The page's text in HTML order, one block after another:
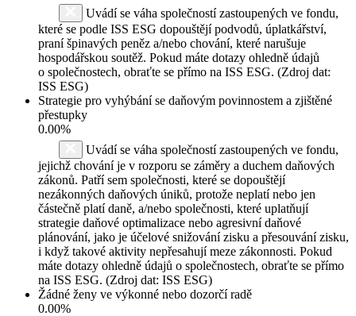
Uvádí se váha společností zastoupených ve fondu,
které se podle ISS ESG dopouštějí podvodů, úplatkářství,
praní špinavých peněz a/nebo chování, které narušuje
hospodářskou soutěž. Pokud máte dotazy ohledně údajů
o společnostech, obraťte se přímo na ISS ESG. (Zdroj dat:
ISS ESG)
Strategie pro vyhýbání se daňovým povinnostem a zjištěné
přestupky
0.00%
Uvádí se váha společností zastoupených ve fondu,
jejichž chování je v rozporu se záměry a duchem daňových
zákonů. Patří sem společnosti, které se dopouštějí
nezákonných daňových úniků, protože neplatí nebo jen
částečně platí daně, a/nebo společnosti, které uplatňují
strategie daňové optimalizace nebo agresivní daňové
plánování, jako je účelové snižování zisku a přesouvání zisku,
i když takové aktivity nepřesahují meze zákonnosti. Pokud
máte dotazy ohledně údajů o společnostech, obraťte se přímo
na ISS ESG. (Zdroj dat: ISS ESG)
Žádné ženy ve výkonné nebo dozorčí radě
0.00%